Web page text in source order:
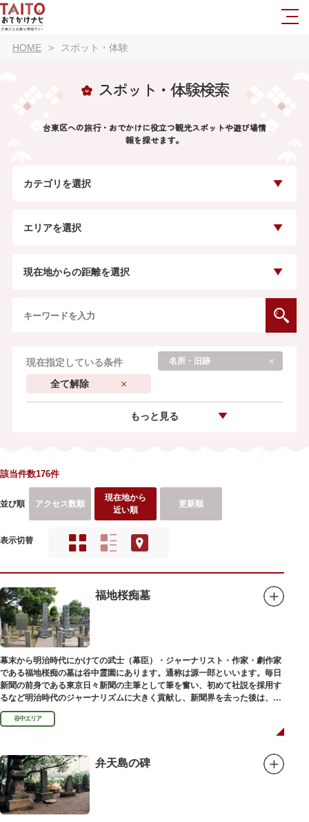
HOME スポット・体験
スポット・体験検索
台東区への旅行・おでかけに役立つ観光スポットや遊び場情
報を探せます。
カテゴリを選択
エリアを選択
現在地からの距離を選択
現在指定している条件 名所・旧跡
全て解除
もっと見る
該当件数176件
並び順 アクセス数順
現在地から
近い順
更新順
表示切替
福地桜痴墓
幕末から明治時代にかけての武士（幕臣）・ジャーナリスト・作家・劇作家
である福地桜痴の墓は谷中霊園にあります。通称は源一郎といいます。毎日
新聞の前身である東京日々新聞の主筆として筆を奮い、初めて社説を採用す
るなど明治時代のジャーナリズムに大きく貢献し、新聞界を去った後は、文
学者として活躍しました。
谷中エリア
弁天島の碑